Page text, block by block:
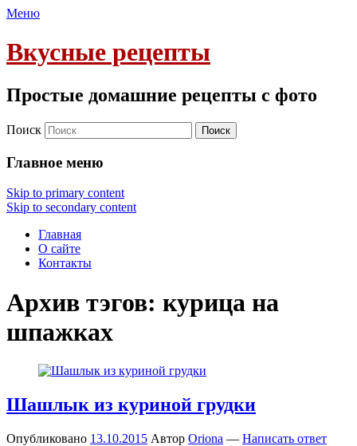
Меню
Вкусные рецепты
Простые домашние рецепты с фото
Поиск
Главное меню
Skip to primary content
Skip to secondary content
Главная
О сайте
Контакты
Архив тэгов: курица на
шпажках
Шашлык из куриной грудки
Опубликовано 13.10.2015 Автор Oriona — Написать ответ